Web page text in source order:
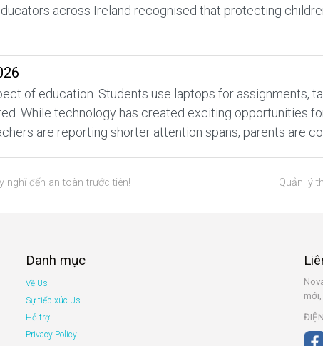
across Ireland recognised that protecting
of education. Students use laptops for assignments,
While technology has created exciting opportunities
are reporting shorter attention spans, parents are
nghĩ đến an toàn trước tiên! Quản lý
Danh mục
Về Us
Sự tiếp xúc Us
Hỗ trợ
Privacy Policy